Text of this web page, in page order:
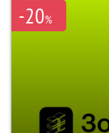
-20%